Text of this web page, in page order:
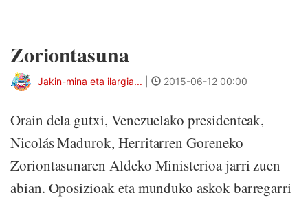
Zoriontasuna
Jakin-mina eta ilargia... 2015-06-12 00:00
Orain dela gutxi, Venezuelako presidenteak,
Nicolás Madurok, Herritarren Goreneko
Zoriontasunaren Aldeko Ministerioa jarri zuen
abian. Oposizioak eta munduko askok barregarri